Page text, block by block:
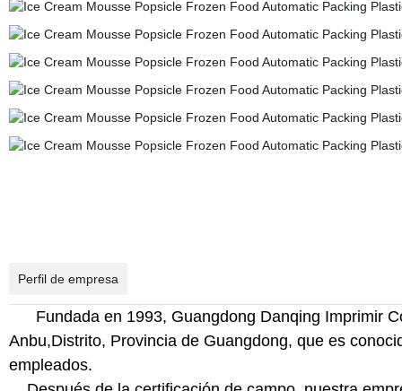
Perfil de empresa
Fundada en 1993, Guangdong Danqing Imprimir
Anbu,Distrito, Provincia de Guangdong, que es
empleados.